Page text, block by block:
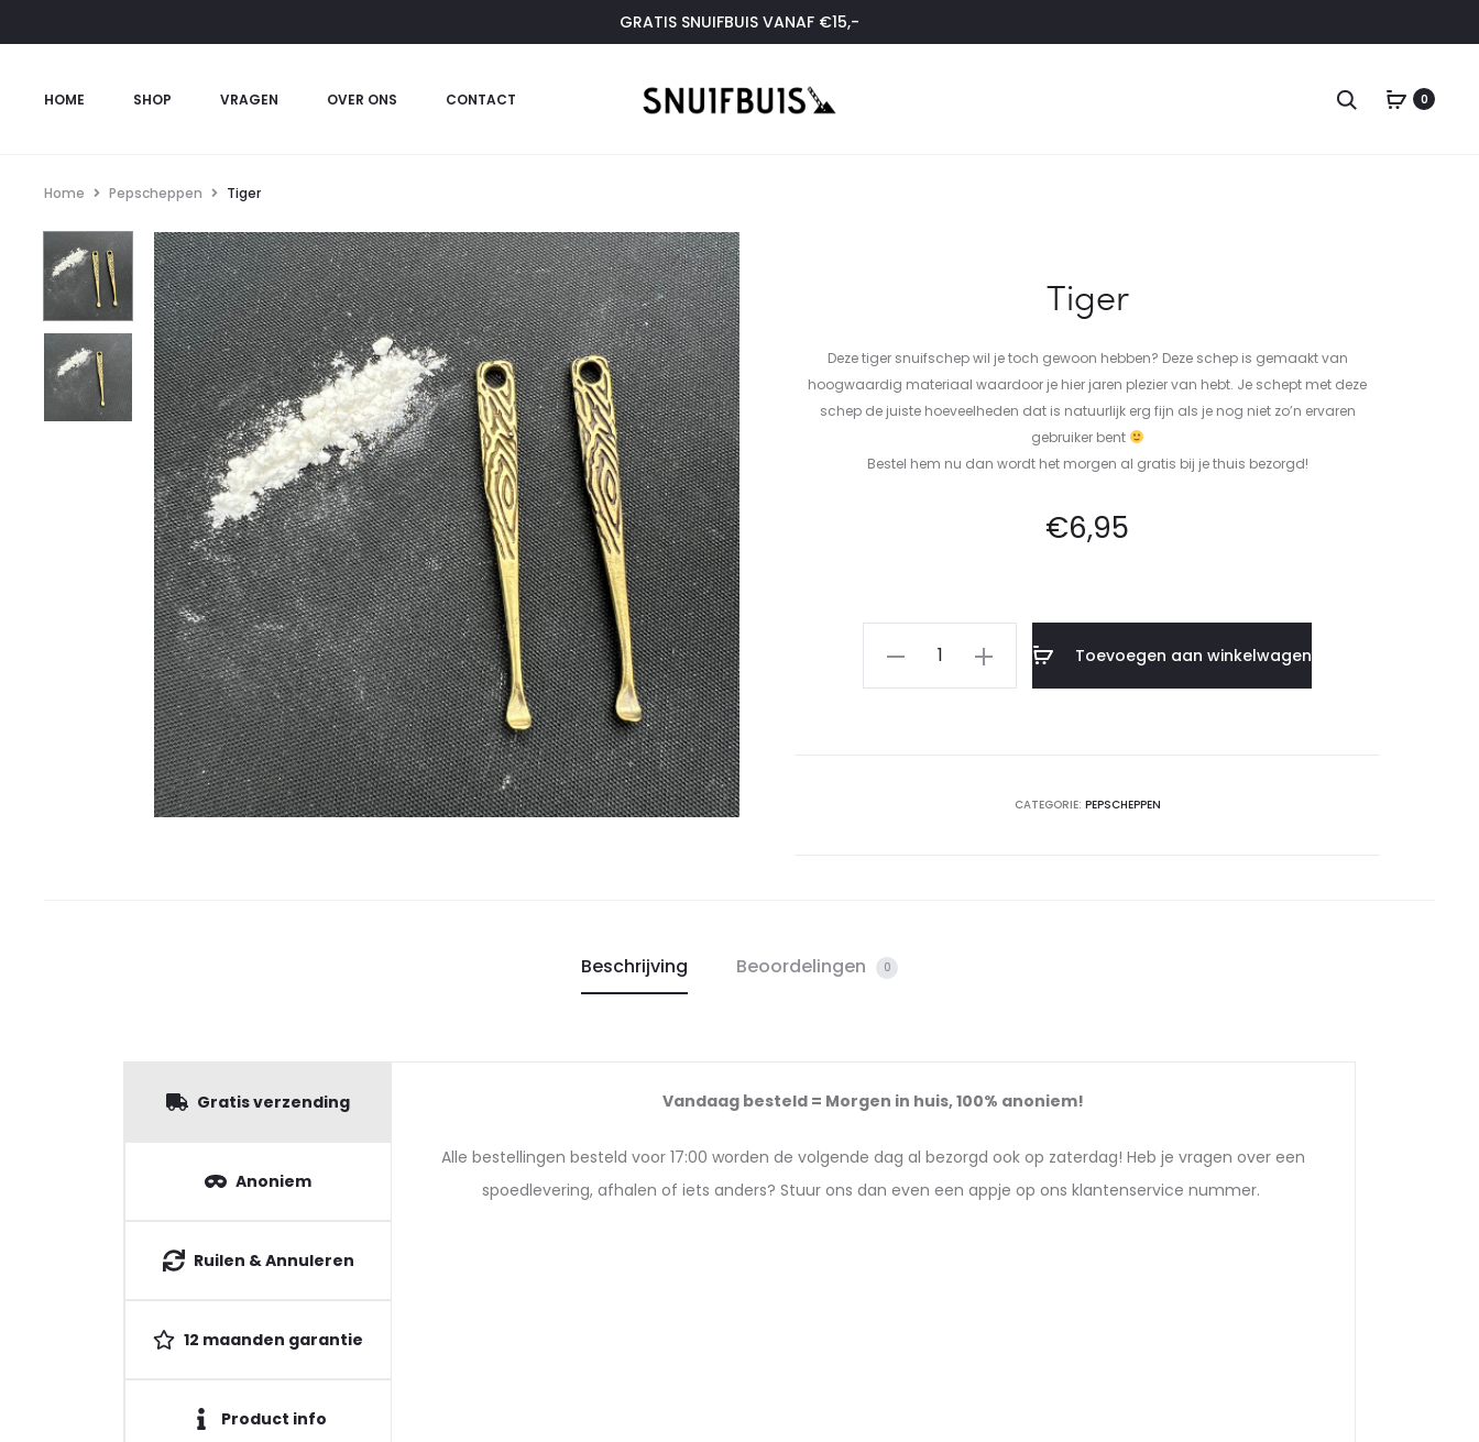
GRATIS SNUIFBUIS VANAF €15,-
HOME SHOP VRAGEN OVER ONS CONTACT 0
Home Pepscheppen Tiger
Tiger
Deze tiger snuifschep wil je toch gewoon hebben? Deze schep is gemaakt van
hoogwaardig materiaal waardoor je hier jaren plezier van hebt. Je schept met deze
schep de juiste hoeveelheden dat is natuurlijk erg fijn als je nog niet zo’n ervaren
gebruiker bent
Bestel hem nu dan wordt het morgen al gratis bij je thuis bezorgd!
€6,95
Toevoegen aan winkelwagen
CATEGORIE: PEPSCHEPPEN
Beschrijving Beoordelingen 0
Gratis verzending
Anoniem
Ruilen & Annuleren
12 maanden garantie
Product info
Vandaag besteld = Morgen in huis, 100% anoniem!
Alle bestellingen besteld voor 17:00 worden de volgende dag al bezorgd ook op zaterdag! Heb je vragen over een
spoedlevering, afhalen of iets anders? Stuur ons dan even een appje op ons klantenservice nummer.